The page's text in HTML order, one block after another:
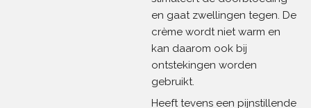
en gaat zwellingen tegen. De
crème wordt niet warm en
kan daarom ook bij
ontstekingen worden
gebruikt.
Heeft tevens een pijnstillende